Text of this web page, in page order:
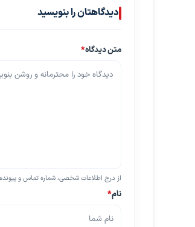
دیدگاهتان را بنویسید
متن دیدگاه*
از درج اطلاعات شخصی، شماره تماس و
نام*